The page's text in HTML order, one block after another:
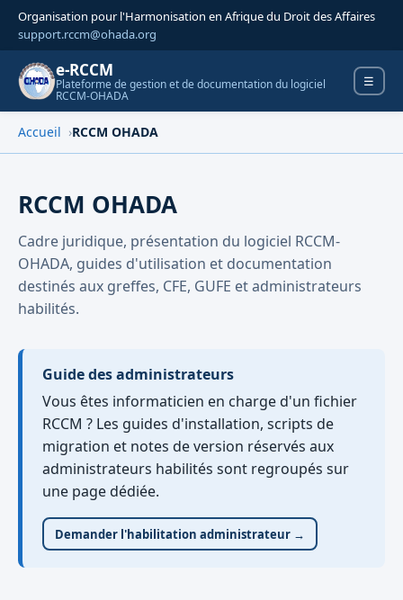
Organisation pour l'Harmonisation en Afrique du Droit des Affaires
support.rccm@ohada.org
e-RCCM
Plateforme de gestion et de documentation du logiciel
RCCM-OHADA
Ouvrir
☰
Rechercher dans la documentation
Accueil RCCM OHADA
RCCM OHADA
Cadre juridique, présentation du logiciel RCCM-
OHADA, guides d'utilisation et documentation
destinés aux greffes, CFE, GUFE et administrateurs
habilités.
Guide des administrateurs
Vous êtes informaticien en charge d'un fichier
RCCM ? Les guides d'installation, scripts de
migration et notes de version réservés aux
administrateurs habilités sont regroupés sur
une page dédiée.
Demander l'habilitation administrateur →